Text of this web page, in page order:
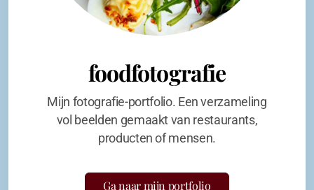
foodfotografie
Mijn fotografie-portfolio. Een verzameling
vol beelden gemaakt van restaurants,
producten of mensen.
Ga naar mijn portfolio